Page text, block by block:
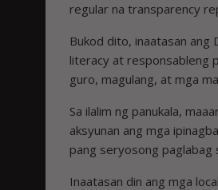
regular na transparency
Bukod dito, inaatasan ang
literacy at responsableng
guro, magulang, at mga
Sa ilalim ng panukala,
aksyunan ang mga
pang seryosong paglabag
Inaatasan din ang mga